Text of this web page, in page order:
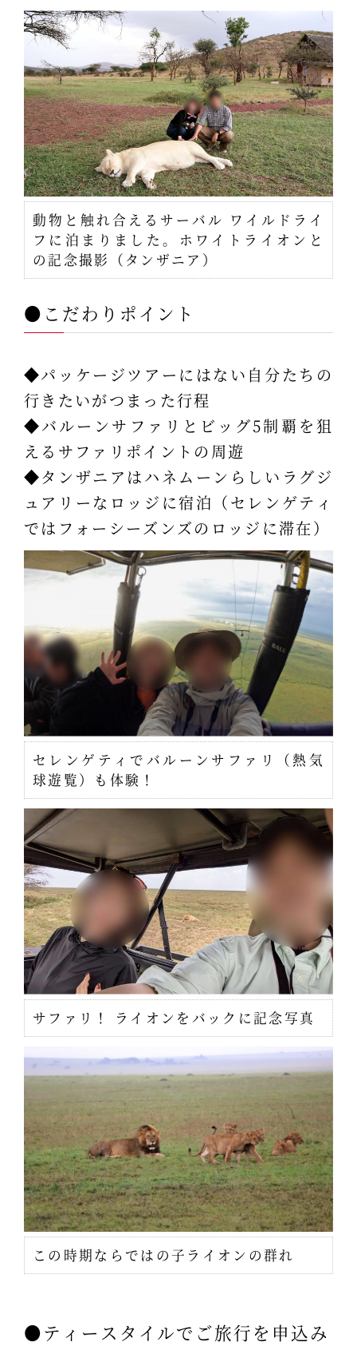
動物と触れ合えるサーバル ワイルドライ
フに泊まりました。ホワイトライオンと
の記念撮影（タンザニア）
●こだわりポイント
◆パッケージツアーにはない自分たちの
行きたいがつまった行程
◆バルーンサファリとビッグ5制覇を狙
えるサファリポイントの周遊
◆タンザニアはハネムーンらしいラグジ
ュアリーなロッジに宿泊（セレンゲティ
ではフォーシーズンズのロッジに滞在）
セレンゲティでバルーンサファリ（熱気
球遊覧）も体験！
サファリ！ ライオンをバックに記念写真
この時期ならではの子ライオンの群れ
●ティースタイルでご旅行を申込み